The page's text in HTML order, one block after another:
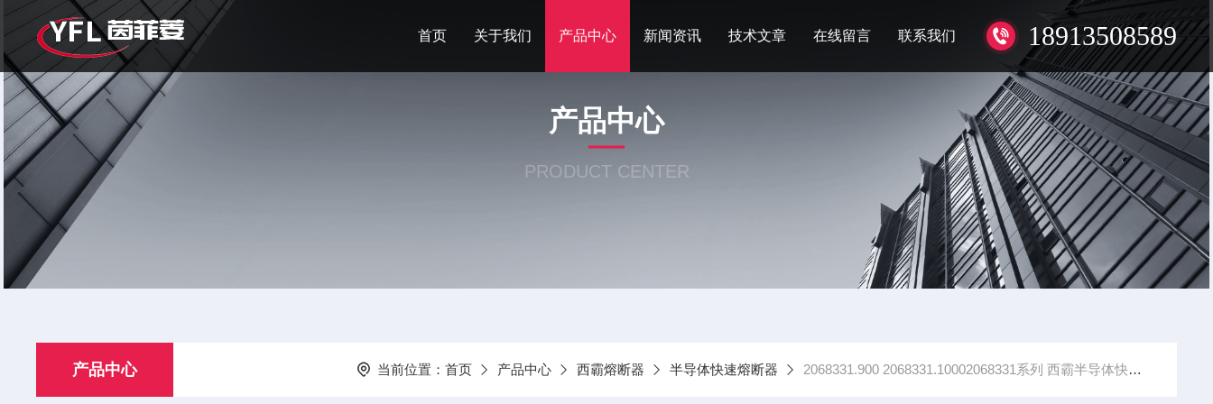
18913508589
首页 关于我们 产品中心 新闻资讯 技术文章 在线留言 联系我们
产品中心
PRODUCT CENTER
产品中心 当前位置：首页 产品中心 西霸熔断器 半导体快速熔断器 2068331.900 2068331.10002068331系列 西霸半导体快速熔断器